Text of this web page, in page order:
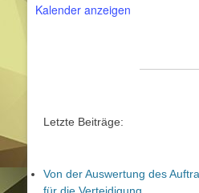
Kalender anzeigen
Letzte Beiträge:
Von der Auswertung des
für die Verteidigung